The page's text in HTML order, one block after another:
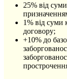
25% від
1% від суми
договору;
+10% до